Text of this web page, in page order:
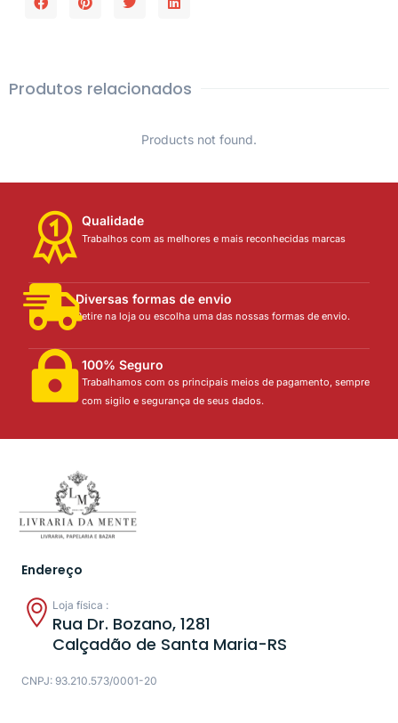
Produtos relacionados
Products not found.
Qualidade
Trabalhos com as melhores e mais reconhecidas marcas
Diversas formas de envio
Retire na loja ou escolha uma das nossas formas de envio.
100% Seguro
Trabalhamos com os principais meios de pagamento, sempre
com sigilo e segurança de seus dados.
Endereço
Loja física :
Rua Dr. Bozano, 1281
Calçadão de Santa Maria-RS
CNPJ: 93.210.573/0001-20